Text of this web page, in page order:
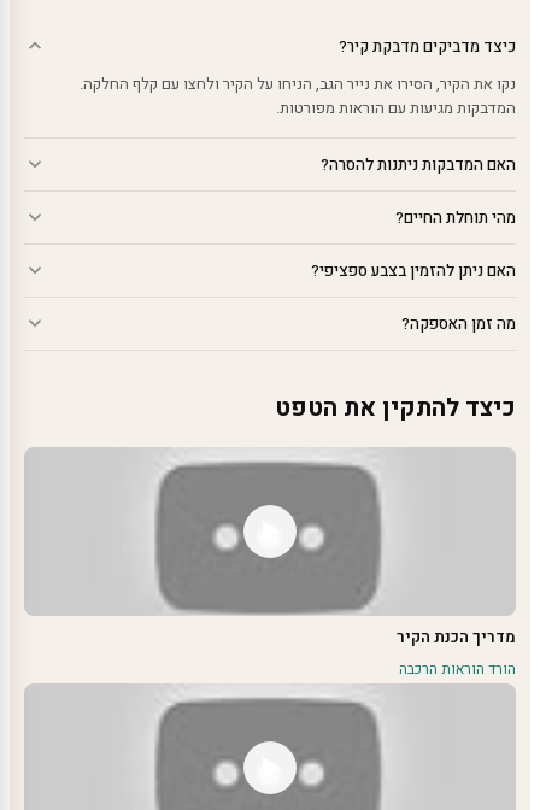
כיצד מדביקים מדבקת קיר?
נקו את הקיר, הסירו את נייר הגב, הניחו על הקיר ולחצו עם קלף החלקה.
המדבקות מגיעות עם הוראות מפורטות.
האם המדבקות ניתנות להסרה?
מהי תוחלת החיים?
האם ניתן להזמין בצבע ספציפי?
מה זמן האספקה?
כיצד להתקין את הטפט
מדריך הכנת הקיר
הורד הוראות הרכבה